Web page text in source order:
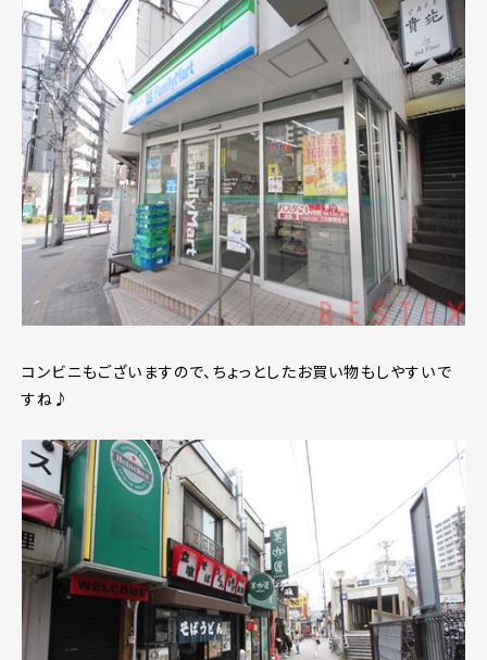
コンビニもございますので、ちょっとしたお買い物もしやすいで
すね♪